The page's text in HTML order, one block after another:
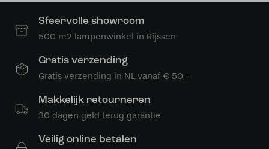
Sfeervolle showroom
500 m2 lampenwinkel in Rijssen
Gratis verzending
Gratis verzending in NL vanaf € 50,-
Makkelijk retourneren
30 dagen geld terug garantie
Veilig online betalen